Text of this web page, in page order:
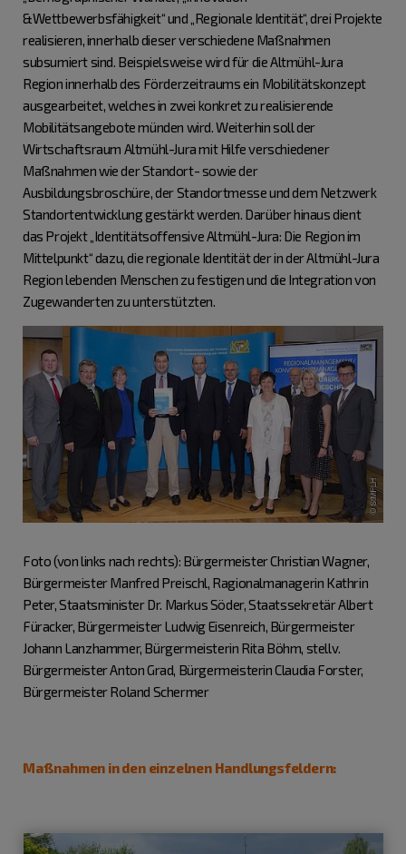
&Wettbewerbsfähigkeit“ und „Regionale Identität“, drei Projekte
realisieren, innerhalb dieser verschiedene Maßnahmen
subsumiert sind. Beispielsweise wird für die Altmühl-Jura
Region innerhalb des Förderzeitraums ein Mobilitätskonzept
ausgearbeitet, welches in zwei konkret zu realisierende
Mobilitätsangebote münden wird. Weiterhin soll der
Wirtschaftsraum Altmühl-Jura mit Hilfe verschiedener
Maßnahmen wie der Standort- sowie der
Ausbildungsbroschüre, der Standortmesse und dem Netzwerk
Standortentwicklung gestärkt werden. Darüber hinaus dient
das Projekt „Identitätsoffensive Altmühl-Jura: Die Region im
Mittelpunkt“ dazu, die regionale Identität der in der Altmühl-Jura
Region lebenden Menschen zu festigen und die Integration von
Zugewanderten zu unterstützten.
Foto (von links nach rechts): Bürgermeister Christian Wagner,
Bürgermeister Manfred Preischl, Ragionalmanagerin Kathrin
Peter, Staatsminister Dr. Markus Söder, Staatssekretär Albert
Füracker, Bürgermeister Ludwig Eisenreich, Bürgermeister
Johann Lanzhammer, Bürgermeisterin Rita Böhm, stellv.
Bürgermeister Anton Grad, Bürgermeisterin Claudia Forster,
Bürgermeister Roland Schermer
Maßnahmen in den einzelnen Handlungsfeldern: